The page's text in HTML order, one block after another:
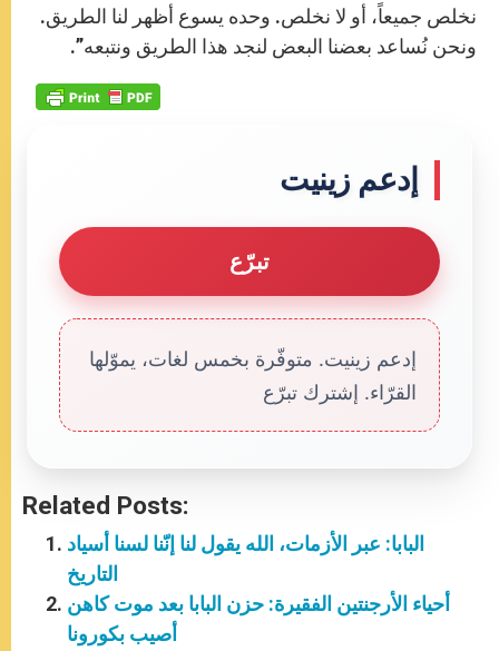
نخلص جميعاً، أو لا نخلص. وحده يسوع أظهر لنا الطريق.
ونحن نُساعد بعضنا البعض لنجد هذا الطريق ونتبعه”.
إدعم زينيت
تبرّع
إدعم زينيت. متوفّرة بخمس لغات، يموّلها
القرّاء. إشترك تبرّع
Related Posts:
البابا: عبر الأزمات، الله يقول لنا إنّنا لسنا أسياد
التاريخ
أحياء الأرجنتين الفقيرة: حزن البابا بعد موت كاهن
أصيب بكورونا